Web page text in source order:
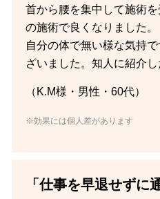
首から腰を集中して施術
の施術で良くなりました。
自分の体で無い様な気持
ざいました。知人に紹介し
（K.M様・男性・60代）
※効果には個人差があります
「仕事を早退せずに